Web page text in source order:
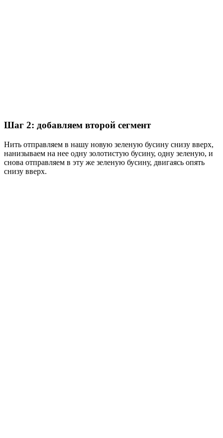
Шаг 2: добавляем второй сегмент
Нить отправляем в нашу новую зеленую бусину снизу вверх,
нанизываем на нее одну золотистую бусину, одну зеленую, и
снова отправляем в эту же зеленую бусину, двигаясь опять
снизу вверх.